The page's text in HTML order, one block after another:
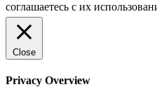
соглашаетесь с их
Close
Privacy Overview